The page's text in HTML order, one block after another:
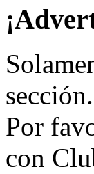
sección.
Por
con